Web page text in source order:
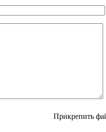
Прикрепить